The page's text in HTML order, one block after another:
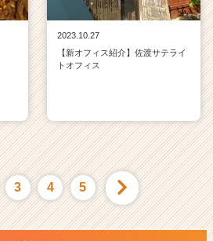
2023.10.27
【新オフィス紹介】佐渡サテライ
トオフィス
3 4 5